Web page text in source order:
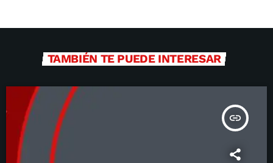
TAMBIÉN TE PUEDE INTERESAR
insert_link